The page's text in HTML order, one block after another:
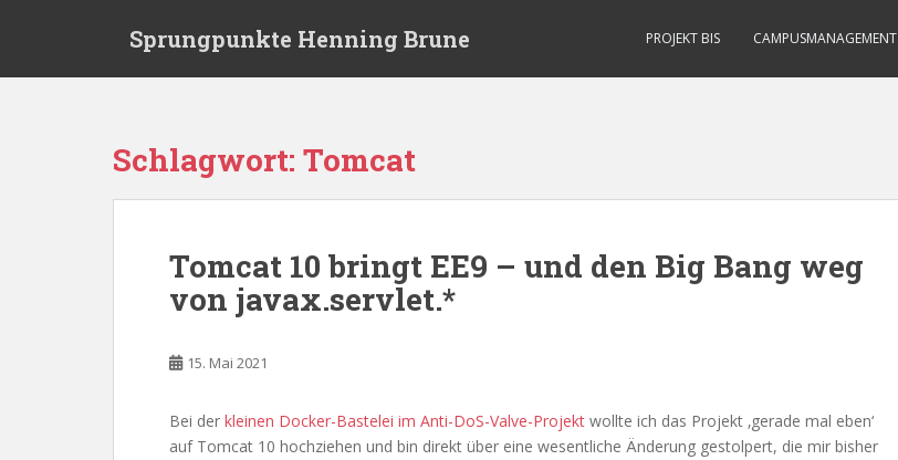
Sprungpunkte Henning Brune PROJEKT BIS CAMPUSMANAGEMENT
Schlagwort: Tomcat
Tomcat 10 bringt EE9 – und den Big Bang weg
von javax.servlet.*
15. Mai 2021
Bei der kleinen Docker-Bastelei im Anti-DoS-Valve-Projekt wollte ich das Projekt ‚gerade mal eben‘
auf Tomcat 10 hochziehen und bin direkt über eine wesentliche Änderung gestolpert, die mir bisher